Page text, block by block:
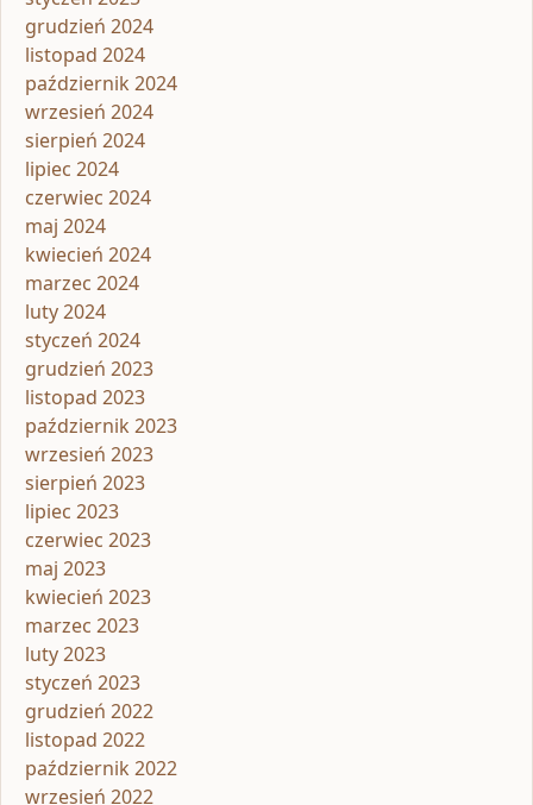
grudzień 2024
listopad 2024
październik 2024
wrzesień 2024
sierpień 2024
lipiec 2024
czerwiec 2024
maj 2024
kwiecień 2024
marzec 2024
luty 2024
styczeń 2024
grudzień 2023
listopad 2023
październik 2023
wrzesień 2023
sierpień 2023
lipiec 2023
czerwiec 2023
maj 2023
kwiecień 2023
marzec 2023
luty 2023
styczeń 2023
grudzień 2022
listopad 2022
październik 2022
wrzesień 2022